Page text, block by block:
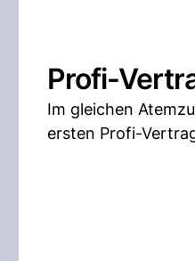
Profi-
Im gleichen
ersten Profi-